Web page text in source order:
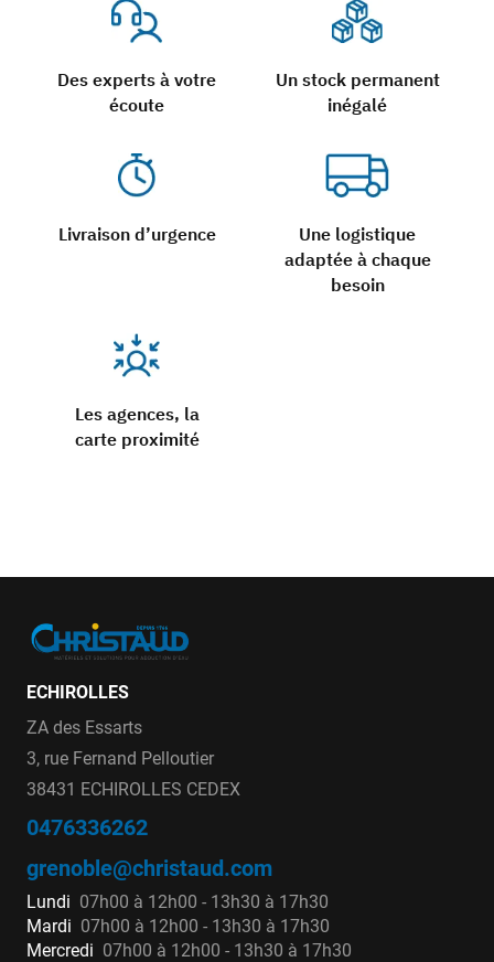
Des experts à votre
écoute
Un stock permanent
inégalé
Livraison d’urgence
Une logistique
adaptée à chaque
besoin
Les agences, la
carte proximité
ECHIROLLES
ZA des Essarts
3, rue Fernand Pelloutier
38431 ECHIROLLES CEDEX
0476336262
grenoble@christaud.com
Lundi 07h00 à 12h00 - 13h30 à 17h30
Mardi 07h00 à 12h00 - 13h30 à 17h30
Mercredi 07h00 à 12h00 - 13h30 à 17h30